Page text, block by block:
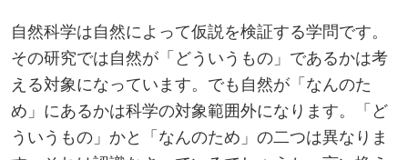
自然科学は自然によって仮説を検証する学問です。
その研究では自然が「どういうもの」であるかは考
える対象になっています。でも自然が「なんのた
め」にあるかは科学の対象範囲外になります。「ど
ういうもの」かと「なんのため」の二つは異なりま